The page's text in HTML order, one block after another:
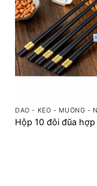
DAO - KÉO - MUỖNG -
Hộp 10 đôi đũa hợp